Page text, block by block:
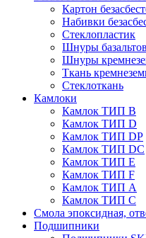
Картон
Набивки
Стеклопластик
Шнуры
Шнуры
Ткань
Стеклоткань
Камлоки
Камлок ТИП B
Камлок ТИП D
Камлок ТИП DP
Камлок ТИП DС
Камлок ТИП E
Камлок ТИП F
Камлок ТИП А
Камлок ТИП С
Смола эпоксидная,
Подшипники